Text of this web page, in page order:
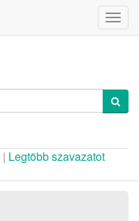
| Legtöbb szavazatot